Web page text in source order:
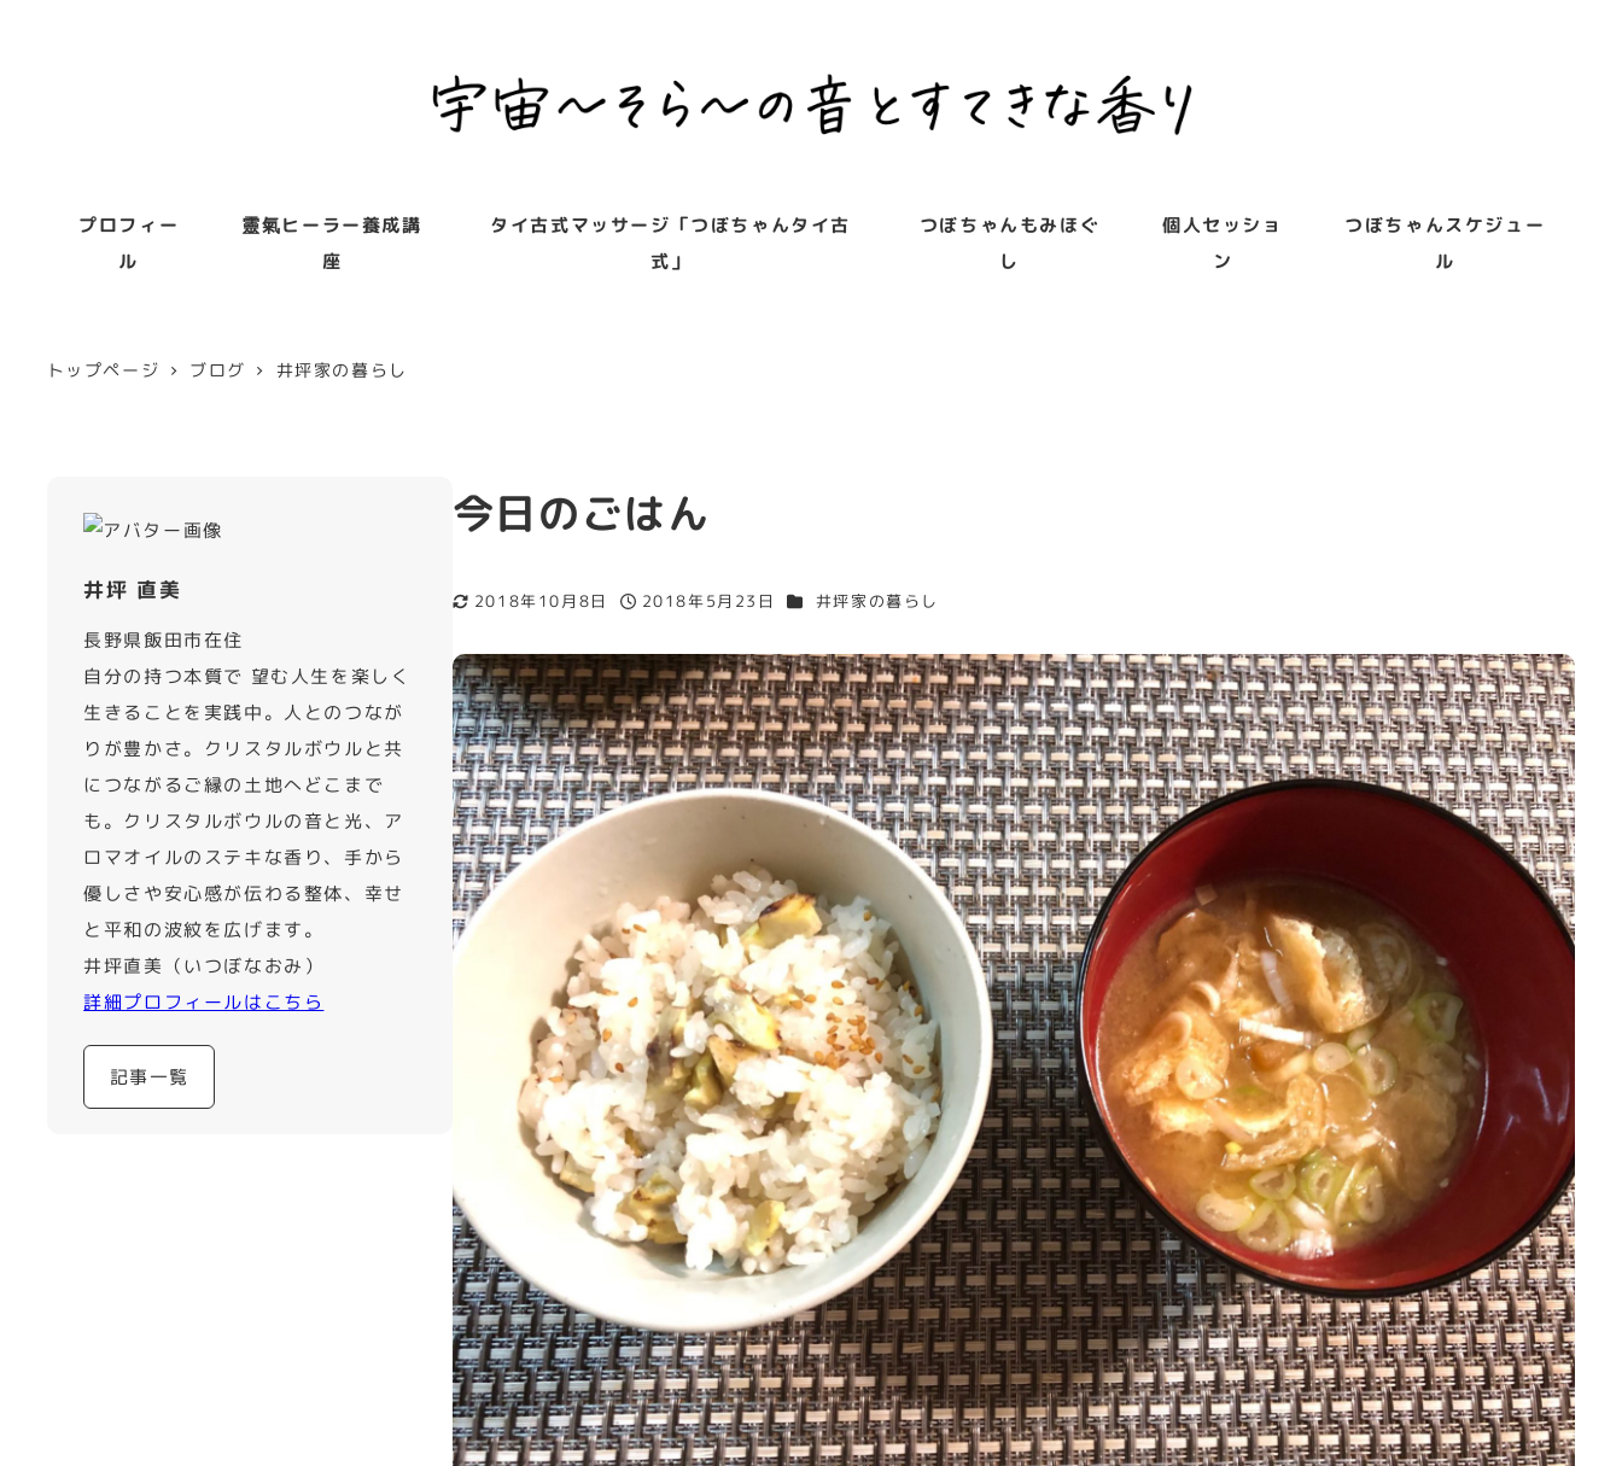
プロフィー
ル
靈氣ヒーラー養成講
座
タイ古式マッサージ「つぼちゃんタイ古
式」
つぼちゃんもみほぐ
し
個人セッショ
ン
つぼちゃんスケジュー
ル
トップページ ブログ 井坪家の暮らし
今日のごはん
更新日
2018年10月8日
投稿日
2018年5月23日 カテゴリー
井坪家の暮らし
井坪 直美
長野県飯田市在住
自分の持つ本質で 望む人生を楽しく
生きることを実践中。人とのつなが
りが豊かさ。クリスタルボウルと共
につながるご縁の土地へどこまで
も。クリスタルボウルの音と光、ア
ロマオイルのステキな香り、手から
優しさや安心感が伝わる整体、幸せ
と平和の波紋を広げます。
井坪直美（いつぼなおみ）
詳細プロフィールはこちら
記事一覧